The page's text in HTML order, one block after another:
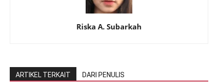
Riska A. Subarkah
ARTIKEL TERKAIT DARI PENULIS